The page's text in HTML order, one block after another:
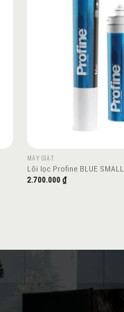
MÁY GIẶT
Lõi lọc Profine BLUE SMALL
2.700.000 ₫